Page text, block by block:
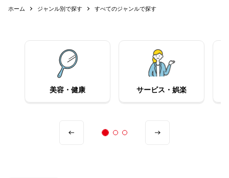
ホーム ジャンル別で探す すべてのジャンルで探す
Previous
美容・健康 サービス・娯楽
Next